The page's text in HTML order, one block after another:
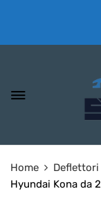
Home
Hyundai Kona da